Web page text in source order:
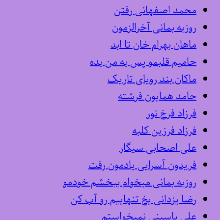
محمد اصفهانی رفتن
روزبه بمانی آخرالزمون
ماهان بهرام خان تا ابد
حامیم قلبمو پس به من بده
ماکان بند رویای تاریک
حامد همایون فرشته
فرزاد فرخ نور
فرزاد فرزین کلبه
علی اصحابی سیگار
فریدون آسرایی یادمون رفت
روزبه بمانی میخوام ببخشم خودمو
رضا یزدانی یخ تنهاییم رو آب کن